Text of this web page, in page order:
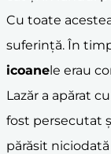
Cu toate
suferință. În
icoanele erau
Lazăr a apărat
fost persecutat
părăsit